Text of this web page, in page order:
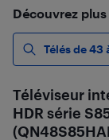
Découvrez
Télés de 43
Téléviseur
HDR série